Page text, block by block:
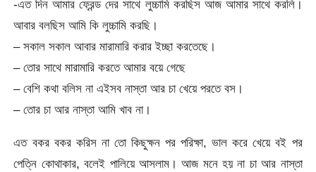
-এত দিন আমার ফ্রেন্ড দের সাথে লুচ্চামি করছিস আজ আমার সাথে করলি।
আবার বলছিস আমি কি লুচ্চামি করছি।
– সকাল সকাল আবার মারামারি করার ইচ্ছা করতেছে।
– তোর সাথে মারামারি করতে আমার বয়ে গেছে
– বেশি কথা বলিস না এইসব নাস্তা আর চা খেয়ে পরতে বস।
– তোর চা আর নাস্তা আমি খাব না।
এত বকর বকর করিস না তো কিছুক্ষন পর পরিক্ষা, ভাল করে খেয়ে বই পর
পেত্নি কোথাকার, বলেই পালিয়ে আসলাম। আজ মনে হয় না চা আর নাস্তা